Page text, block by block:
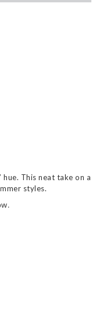
hue. This neat take on a
styles.